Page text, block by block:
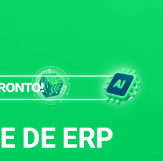
DE ERP